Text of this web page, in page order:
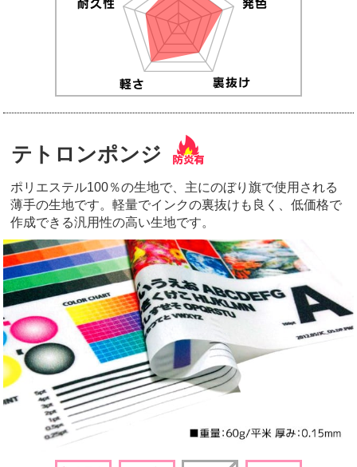
テトロンポンジ
ポリエステル100％の生地で、主にのぼり旗で使用される
薄手の生地です。軽量でインクの裏抜けも良く、低価格で
作成できる汎用性の高い生地です。